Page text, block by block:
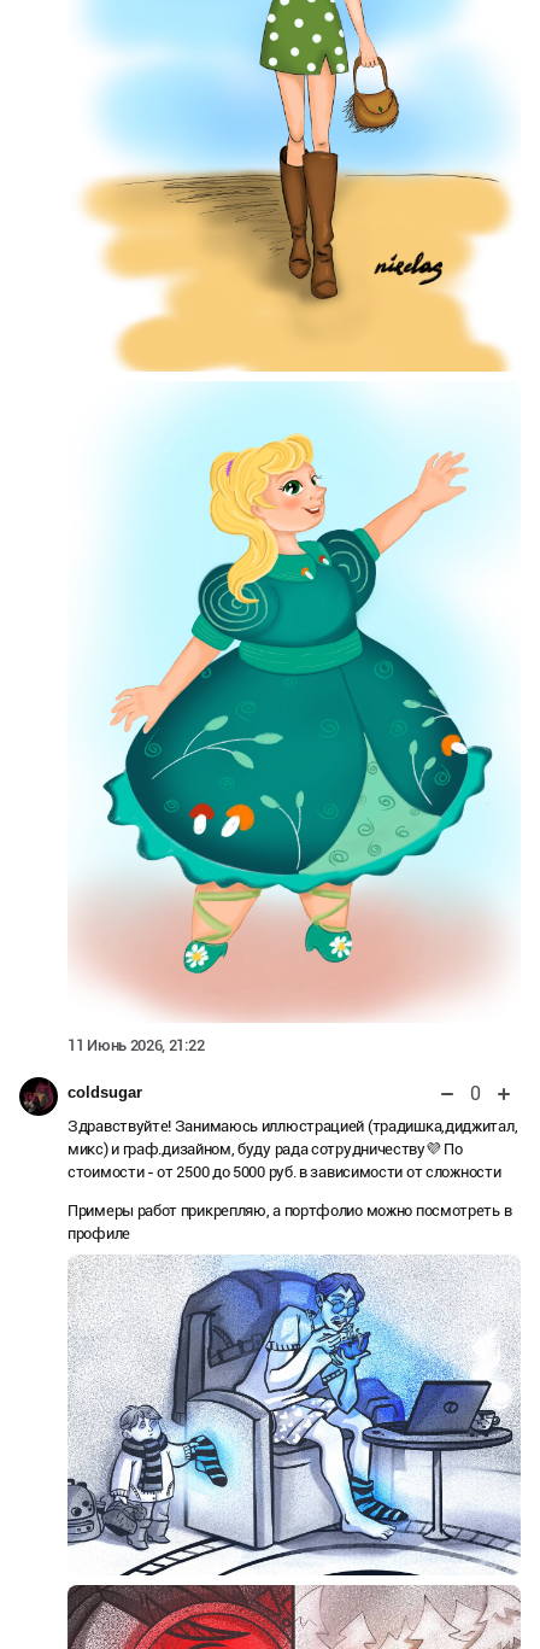
11 Июнь 2026, 21:22
coldsugar 0
Здравствуйте! Занимаюсь иллюстрацией (традишка,диджитал,
микс) и граф.дизайном, буду рада сотрудничеству💜 По
стоимости - от 2500 до 5000 руб. в зависимости от сложности
Примеры работ прикрепляю, а портфолио можно посмотреть в
профиле